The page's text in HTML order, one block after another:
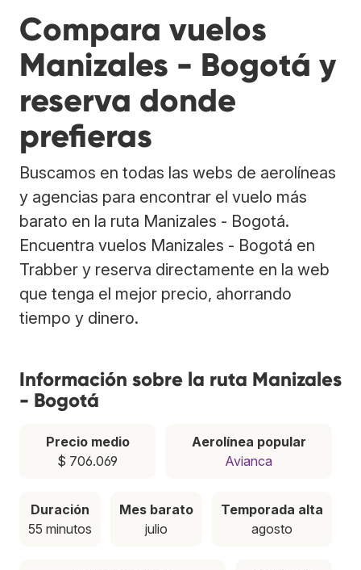
Compara vuelos
Manizales - Bogotá y
reserva donde
prefieras
Buscamos en todas las webs de aerolíneas
y agencias para encontrar el vuelo más
barato en la ruta Manizales - Bogotá.
Encuentra vuelos Manizales - Bogotá en
Trabber y reserva directamente en la web
que tenga el mejor precio, ahorrando
tiempo y dinero.
Información sobre la ruta Manizales
- Bogotá
Precio medio
$ 706.069
Aerolínea popular
Avianca
Duración
55 minutos
Mes barato
julio
Temporada alta
agosto